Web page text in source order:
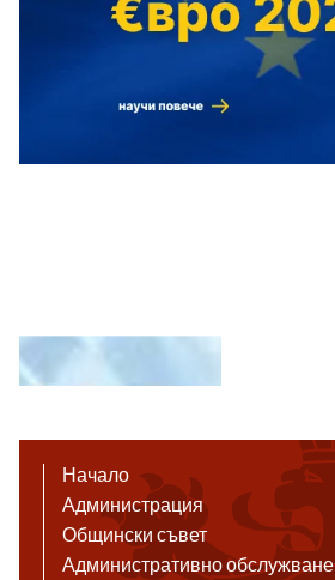
Начало
Администрация
Общински съвет
Административно обслужване